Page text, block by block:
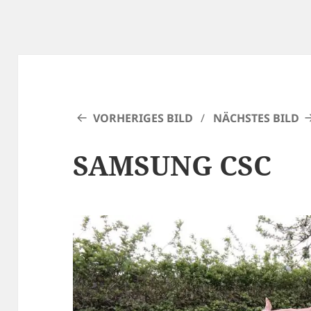
VORHERIGES BILD NÄCHSTES BILD
SAMSUNG CSC